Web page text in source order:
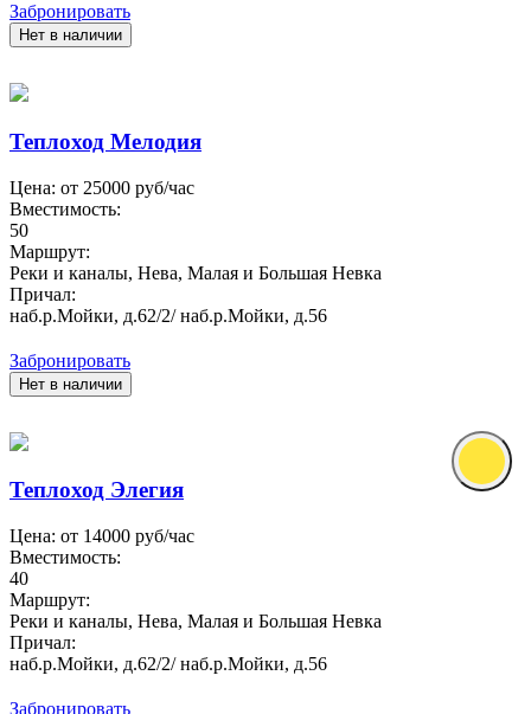
Забронировать
Нет в наличии
Теплоход Мелодия
Цена: от 25000 руб/час
Вместимость:
50
Маршрут:
Реки и каналы, Нева, Малая и Большая Невка
Причал:
наб.р.Мойки, д.62/2/ наб.р.Мойки, д.56
Забронировать
Нет в наличии
Теплоход Элегия
Цена: от 14000 руб/час
Вместимость:
40
Маршрут:
Реки и каналы, Нева, Малая и Большая Невка
Причал:
наб.р.Мойки, д.62/2/ наб.р.Мойки, д.56
Забронировать